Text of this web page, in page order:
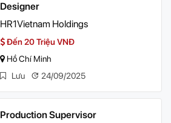
Designer
HR1Vietnam Holdings
Đến 20 Triệu VNĐ
Hồ Chí Minh
Lưu
24/09/2025
Production Supervisor